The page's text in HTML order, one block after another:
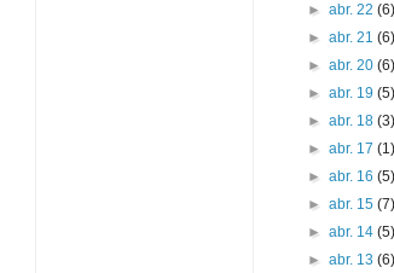
► abr. 22 (6)
► abr. 21 (6)
► abr. 20 (6)
► abr. 19 (5)
► abr. 18 (3)
► abr. 17 (1)
► abr. 16 (5)
► abr. 15 (7)
► abr. 14 (5)
► abr. 13 (6)